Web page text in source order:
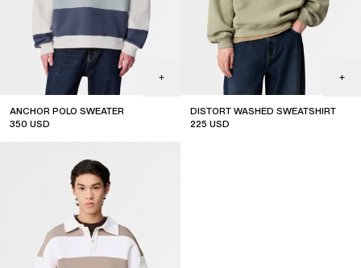
ANCHOR POLO SWEATER
350 USD
DISTORT WASHED SWEATSHIRT
225 USD